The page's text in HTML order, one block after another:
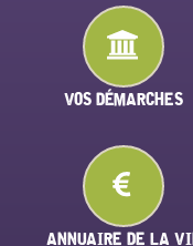
VOS DÉMARCHES
ANNUAIRE DE LA